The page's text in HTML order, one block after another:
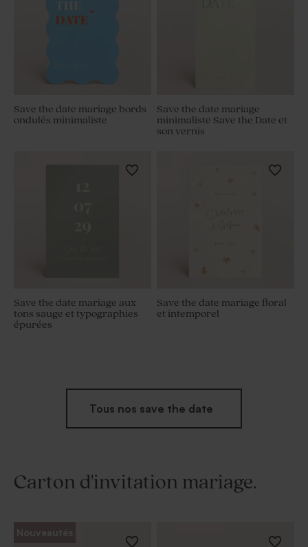
Save the date mariage bords
ondulés minimaliste
Save the date mariage
minimaliste Save the Date et
son vernis
Save the date mariage aux
tons sauge et typographies
épurées
Save the date mariage floral
et intemporel
Tous nos save the date
Carton d'invitation mariage.
Nouveautés